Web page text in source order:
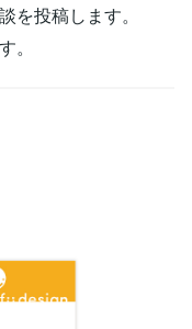
を投稿します。
。